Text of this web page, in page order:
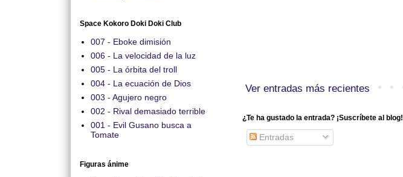
Ver entradas más recientes
¿Te ha gustado la entrada? ¡Suscríbete al blog!
Entradas
Space Kokoro Doki Doki Club
007 - Eboke dimisión
006 - La velocidad de la luz
005 - La órbita del troll
004 - La ecuación de Dios
003 - Agujero negro
002 - Rival demasiado terrible
001 - Evil Gusano busca a
Tomate
Figuras ánime